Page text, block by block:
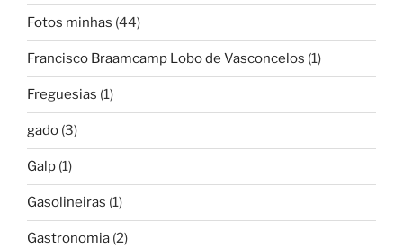
Fotos minhas (44)
Francisco Braamcamp Lobo de Vasconcelos (1)
Freguesias (1)
gado (3)
Galp (1)
Gasolineiras (1)
Gastronomia (2)